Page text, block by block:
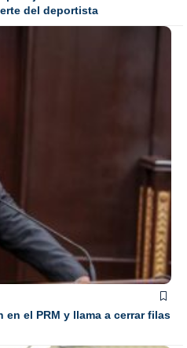
del deportista
el PRM y llama a cerrar filas